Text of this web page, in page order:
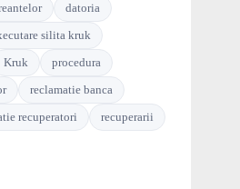
datoria
silita kruk
Kruk
procedura
reclamatie banca
recuperatori
recuperarii